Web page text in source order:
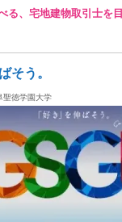
る、宅地建物取引士を
そう。
聖徳学園大学